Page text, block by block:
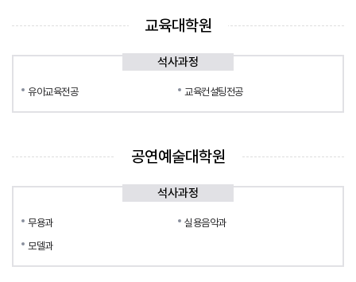
교육대학원
석사과정
유아교육전공 교육컨설팅전공
공연예술대학원
석사과정
무용과
실용음악과
모델과